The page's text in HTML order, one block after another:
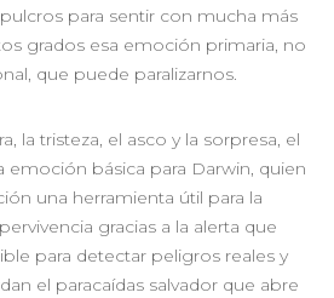
para sentir con mucha más
grados esa emoción primaria, no
que puede paralizarnos.
la tristeza, el asco y la sorpresa, el
básica para Darwin, quien
una herramienta útil para la
gracias a la alerta que
para detectar peligros reales y
el paracaídas salvador que abre